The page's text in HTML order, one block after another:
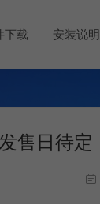
下载 安装说明
售日待定